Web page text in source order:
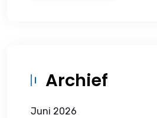
Archief
Juni 2026